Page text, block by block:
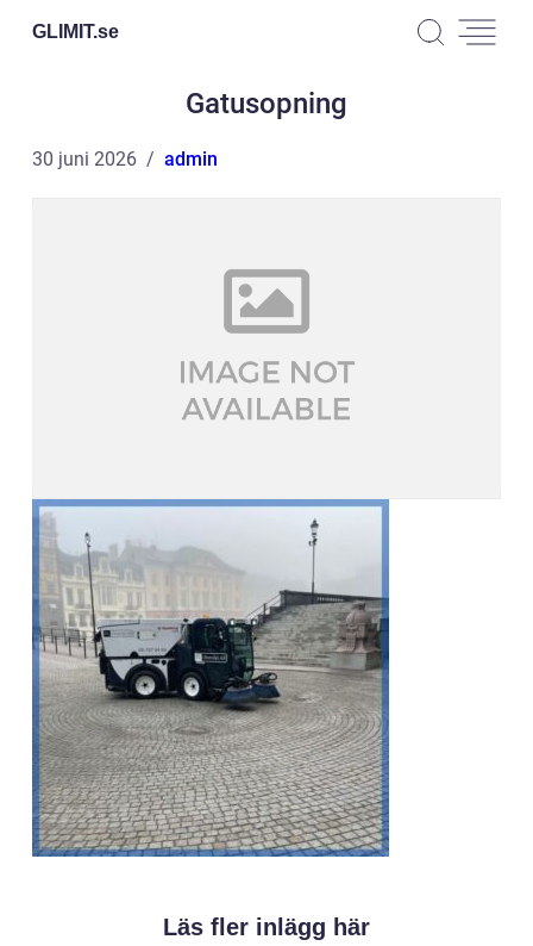
GLIMIT.se
Gatusopning
30 juni 2026 admin
Läs fler inlägg här